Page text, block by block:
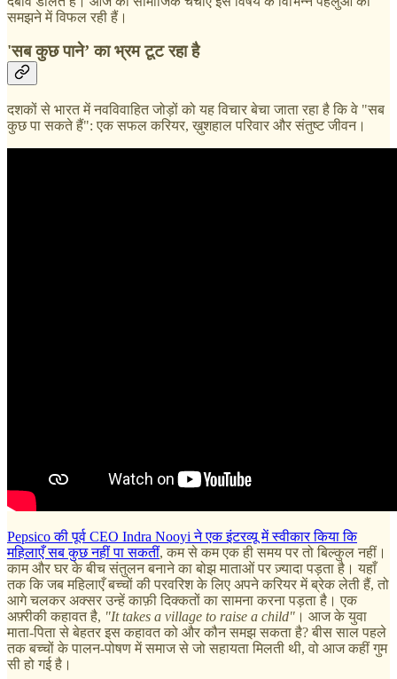
समझने में विफल रही हैं।
'सब कुछ पाने’ का भ्रम टूट रहा है
दशकों से भारत में नवविवाहित जोड़ों को यह विचार बेचा जाता रहा है कि वे "सब
कुछ पा सकते हैं": एक सफल करियर, ख़ुशहाल परिवार और संतुष्ट जीवन।
Pepsico की पूर्व CEO Indra Nooyi ने एक इंटरव्यू में स्वीकार किया कि
महिलाएँ सब कुछ नहीं पा सकतीं, कम से कम एक ही समय पर तो बिल्कुल नहीं।
काम और घर के बीच संतुलन बनाने का बोझ माताओं पर ज़्यादा पड़ता है। यहाँ
तक ​​कि जब महिलाएँ बच्चों की परवरिश के लिए अपने करियर में ब्रेक लेती हैं, तो
आगे चलकर अक्सर उन्हें काफ़ी दिक्कतों का सामना करना पड़ता है। एक
अफ़्रीकी कहावत है, "It takes a village to raise a child" । आज के युवा
माता-पिता से बेहतर इस कहावत को और कौन समझ सकता है? बीस साल पहले
तक बच्चों के पालन-पोषण में समाज से जो सहायता मिलती थी, वो आज कहीं गुम
सी हो गई है।